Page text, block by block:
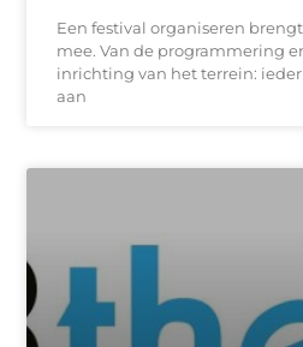
Een festival organiseren
mee. Van de programmering
inrichting van het terrein:
aan